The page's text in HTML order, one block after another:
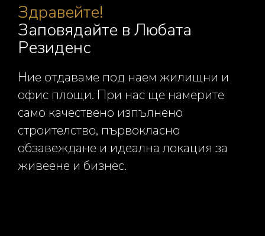
Здравейте!
Заповядайте в Любата
Резиденс
Ние отдаваме под наем жилищни и
офис площи. При нас ще намерите
само качествено изпълнено
строителство, първокласно
обзавеждане и идеална локация за
живеене и бизнес.